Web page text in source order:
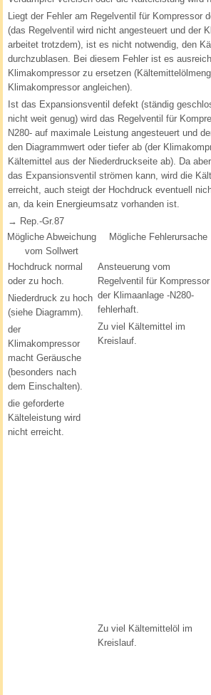
Liegt der Fehler am Regelventil für Kompressor
(das Regelventil wird nicht angesteuert und der
arbeitet trotzdem), ist es nicht notwendig, den
durchzublasen. Bei diesem Fehler ist es
Klimakompressor zu ersetzen
Klimakompressor angleichen).
Ist das Expansionsventil defekt (ständig
nicht weit genug) wird das Regelventil für
N280- auf maximale Leistung angesteuert und
den Diagrammwert oder tiefer ab (der
Kältemittel aus der Niederdruckseite ab). Da
das Expansionsventil strömen kann, wird die
erreicht, auch steigt der Hochdruck eventuell
an, da kein Energieumsatz vorhanden ist.
→ Rep.-Gr.87
Mögliche Abweichung
vom Sollwert
Mögliche Fehlerursache
Hochdruck normal
oder zu hoch.
Niederdruck zu hoch
(siehe Diagramm).
der
Klimakompressor
macht Geräusche
(besonders nach
dem Einschalten).
die geforderte
Kälteleistung wird
nicht erreicht.
Ansteuerung vom
Regelventil für Kompressor
der Klimaanlage -N280-
fehlerhaft.
Zu viel Kältemittel im
Kreislauf.
Zu viel Kältemittelöl im
Kreislauf.